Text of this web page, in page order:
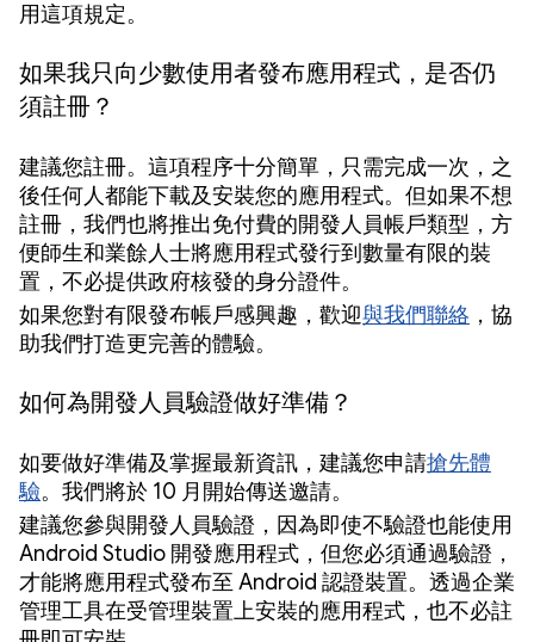
用這項規定。
如果我只向少數使用者發布應用程式，是否仍
須註冊？
建議您註冊。這項程序十分簡單，只需完成一次，之
後任何人都能下載及安裝您的應用程式。但如果不想
註冊，我們也將推出免付費的開發人員帳戶類型，方
便師生和業餘人士將應用程式發行到數量有限的裝
置，不必提供政府核發的身分證件。
如果您對有限發布帳戶感興趣，歡迎與我們聯絡 ，協
助我們打造更完善的體驗。
如何為開發人員驗證做好準備？
如要做好準備及掌握最新資訊，建議您申請搶先體
驗。我們將於 10 月開始傳送邀請。
建議您參與開發人員驗證，因為即使不驗證也能使用
Android Studio 開發應用程式，但您必須通過驗證，
才能將應用程式發布至 Android 認證裝置。透過企業
管理工具在受管理裝置上安裝的應用程式，也不必註